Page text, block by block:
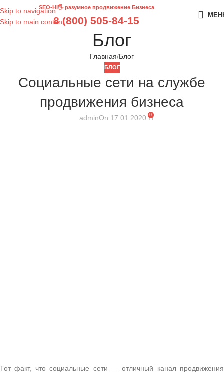
Skip to navigation
Skip to main content
SEO-HI🖐 разумное продвижение Бизнеса
8 (800) 505-84-15
Блог
Главная Блог
БЛОГ
Социальные сети на службе
продвижения бизнеса
adminOn 17.01.2020 0
Тот факт, что социальные сети — отличный канал продвижения